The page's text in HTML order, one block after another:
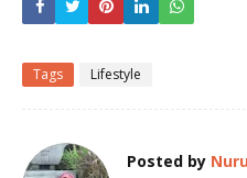
Tags Lifestyle
Posted by